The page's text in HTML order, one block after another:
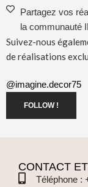
Partagez vos
la communauté
Suivez-nous
de réalisations
@imagine.decor75
FOLLOW !
CONTACT
Téléphone :